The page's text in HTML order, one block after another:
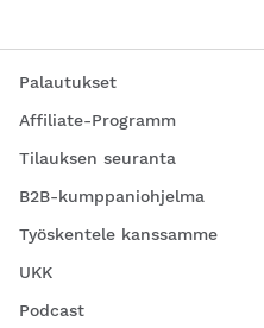
Palautukset
Affiliate-Programm
Tilauksen seuranta
B2B-kumppaniohjelma
Työskentele kanssamme
UKK
Podcast